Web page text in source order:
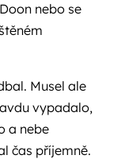
nebo se
Musel ale
vypadalo,
a nebe
čas příjemně.